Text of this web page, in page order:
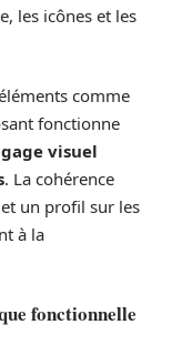
les icônes et les
comme
fonctionne
visuel
. La cohérence
un profil sur les
à la
fonctionnelle